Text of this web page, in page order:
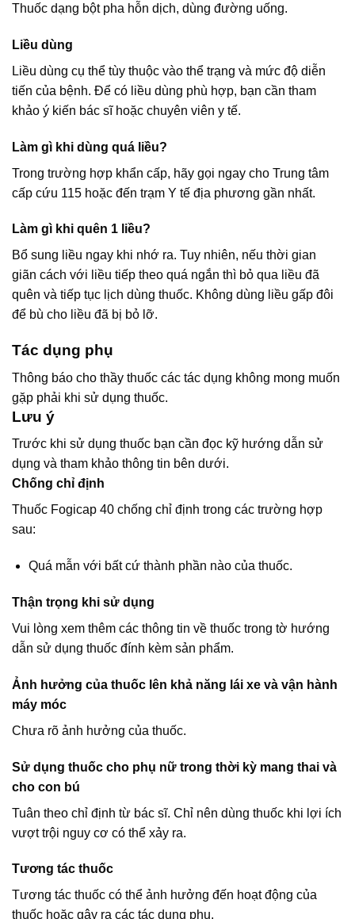
Thuốc dạng bột pha hỗn dịch, dùng đường uống.
Liều dùng
Liều dùng cụ thể tùy thuộc vào thể trạng và mức độ diễn
tiến của bệnh. Để có liều dùng phù hợp, bạn cần tham
khảo ý kiến bác sĩ hoặc chuyên viên y tế.
Làm gì khi dùng quá liều?
Trong trường hợp khẩn cấp, hãy gọi ngay cho Trung tâm
cấp cứu 115 hoặc đến trạm Y tế địa phương gần nhất.
Làm gì khi quên 1 liều?
Bổ sung liều ngay khi nhớ ra. Tuy nhiên, nếu thời gian
giãn cách với liều tiếp theo quá ngắn thì bỏ qua liều đã
quên và tiếp tục lịch dùng thuốc. Không dùng liều gấp đôi
để bù cho liều đã bị bỏ lỡ.
Tác dụng phụ
Thông báo cho thầy thuốc các tác dụng không mong muốn
gặp phải khi sử dụng thuốc.
Lưu ý
Trước khi sử dụng thuốc bạn cần đọc kỹ hướng dẫn sử
dụng và tham khảo thông tin bên dưới.
Chống chỉ định
Thuốc Fogicap 40 chống chỉ định trong các trường hợp
sau:
Quá mẫn với bất cứ thành phần nào của thuốc.
Thận trọng khi sử dụng
Vui lòng xem thêm các thông tin về thuốc trong tờ hướng
dẫn sử dụng thuốc đính kèm sản phẩm.
Ảnh hưởng của thuốc lên khả năng lái xe và vận hành
máy móc
Chưa rõ ảnh hưởng của thuốc.
Sử dụng thuốc cho phụ nữ trong thời kỳ mang thai và
cho con bú
Tuân theo chỉ định từ bác sĩ. Chỉ nên dùng thuốc khi lợi ích
vượt trội nguy cơ có thể xảy ra.
Tương tác thuốc
Tương tác thuốc có thể ảnh hưởng đến hoạt động của
thuốc hoặc gây ra các tác dụng phụ.